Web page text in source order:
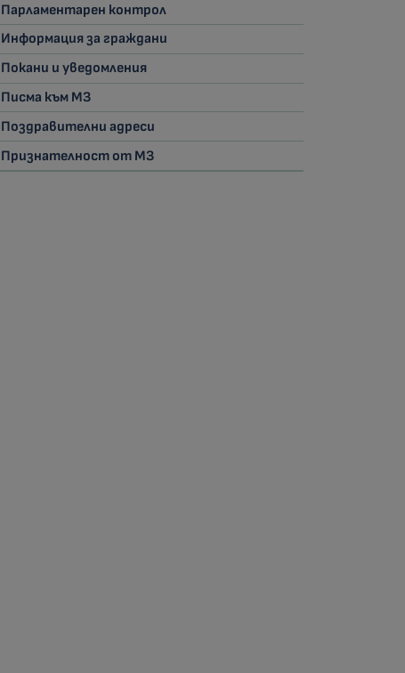
Парламентарен контрол
Информация за граждани
Покани и уведомления
Писма към МЗ
Поздравителни адреси
Признателност от МЗ